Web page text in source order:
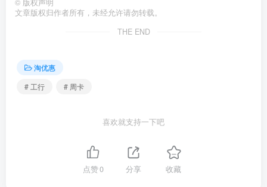
© 版权声明
文章版权归作者所有，未经允许请勿转载。
THE END
淘优惠
# 工行
# 周卡
喜欢就支持一下吧
点赞0 分享 收藏